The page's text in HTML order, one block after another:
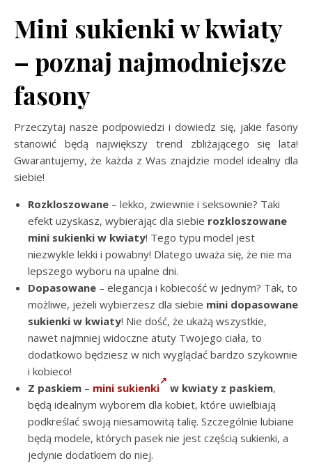
Mini sukienki w kwiaty
– poznaj najmodniejsze
fasony
Przeczytaj nasze podpowiedzi i dowiedz się, jakie fasony
stanowić będą największy trend zbliżającego się lata!
Gwarantujemy, że każda z Was znajdzie model idealny dla
siebie!
Rozkloszowane – lekko, zwiewnie i seksownie? Taki
efekt uzyskasz, wybierając dla siebie rozkloszowane
mini sukienki w kwiaty! Tego typu model jest
niezwykle lekki i powabny! Dlatego uważa się, że nie ma
lepszego wyboru na upalne dni.
Dopasowane – elegancja i kobiecość w jednym? Tak, to
możliwe, jeżeli wybierzesz dla siebie mini dopasowane
sukienki w kwiaty! Nie dość, że ukażą wszystkie,
nawet najmniej widoczne atuty Twojego ciała, to
dodatkowo będziesz w nich wyglądać bardzo szykownie
i kobieco!
Z paskiem – mini sukienki w kwiaty z paskiem,
będą idealnym wyborem dla kobiet, które uwielbiają
podkreślać swoją niesamowitą talię. Szczególnie lubiane
będą modele, których pasek nie jest częścią sukienki, a
jedynie dodatkiem do niej.